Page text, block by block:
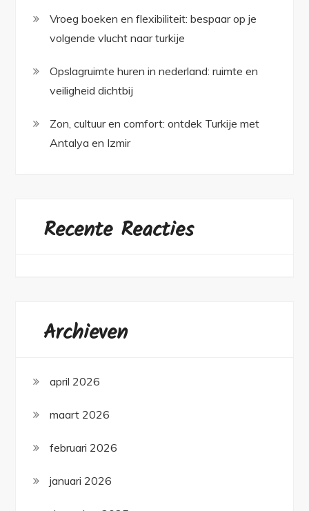
Vroeg boeken en flexibiliteit: bespaar op je
volgende vlucht naar turkije
Opslagruimte huren in nederland: ruimte en
veiligheid dichtbij
Zon, cultuur en comfort: ontdek Turkije met
Antalya en Izmir
Recente Reacties
Archieven
april 2026
maart 2026
februari 2026
januari 2026